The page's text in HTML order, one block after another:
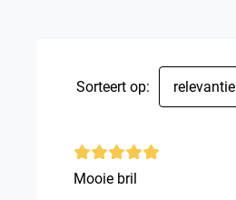
Sorteert op: relevantie
Mooie bril